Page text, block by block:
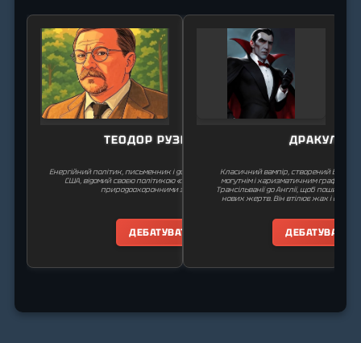
ТЕОДОР РУЗВЕЛЬТ
Енергійний політик, письменник і дослідник, 26-й президент
США, відомий своєю політикою «великої дубинки» та
природоохоронними зусиллями.
ДЕБАТУВАТИ
ДРАКУЛА
Класичний вампір, створений Бремом
могутнім і харизматичним графом,
Трансільванії до Англії, щоб поширити
нових жертв. Він втілює жах і
ДЕБАТУВАТИ